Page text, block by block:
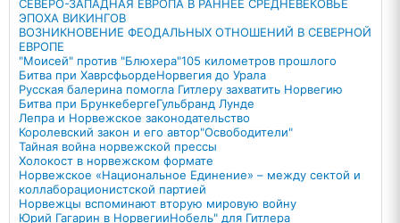
СЕВЕРО-ЗАПАДНАЯ ЕВРОПА В РАННЕЕ СРЕДНЕВЕКОВЬЕ
ЭПОХА ВИКИНГОВ
ВОЗНИКНОВЕНИЕ ФЕОДАЛЬНЫХ ОТНОШЕНИЙ В СЕВЕРНОЙ
ЕВРОПЕ
"Моисей" против "Блюхера"105 километров прошлого
Битва при ХаврсфьордеНорвегия до Урала
Русская балерина помогла Гитлеру захватить Норвегию
Битва при БрункебергеГульбранд Лунде
Лепра и Норвежское законодательство
Королевский закон и его автор"Освободители"
Тайная война норвежской прессы
Холокост в норвежском формате
Норвежское «Национальное Единение» – между сектой и
коллаборационистской партией
Норвежцы вспоминают вторую мировую войну
Юрий Гагарин в НорвегииНобель" для Гитлера